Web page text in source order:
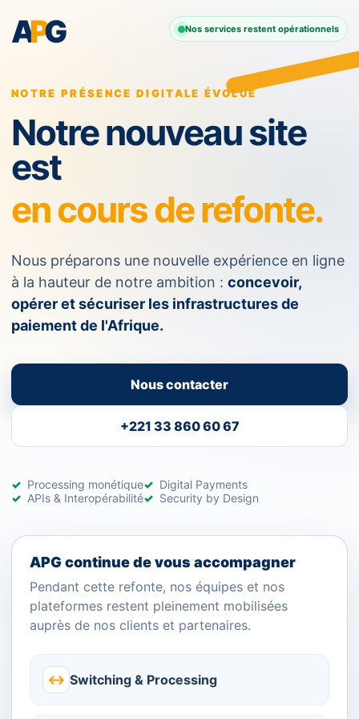
APG Nos services restent opérationnels
NOTRE PRÉSENCE DIGITALE ÉVOLUE
Notre nouveau site
est
en cours de refonte.
Nous préparons une nouvelle expérience en ligne
à la hauteur de notre ambition : concevoir,
opérer et sécuriser les infrastructures de
paiement de l'Afrique.
Nous contacter
+221 33 860 60 67
Processing monétique
Digital Payments
APIs & Interopérabilité
Security by Design
APG continue de vous accompagner
Pendant cette refonte, nos équipes et nos
plateformes restent pleinement mobilisées
auprès de nos clients et partenaires.
↔ Switching & Processing